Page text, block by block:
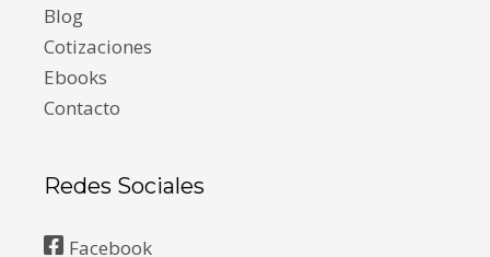
Blog
Cotizaciones
Ebooks
Contacto
Redes Sociales
Facebook